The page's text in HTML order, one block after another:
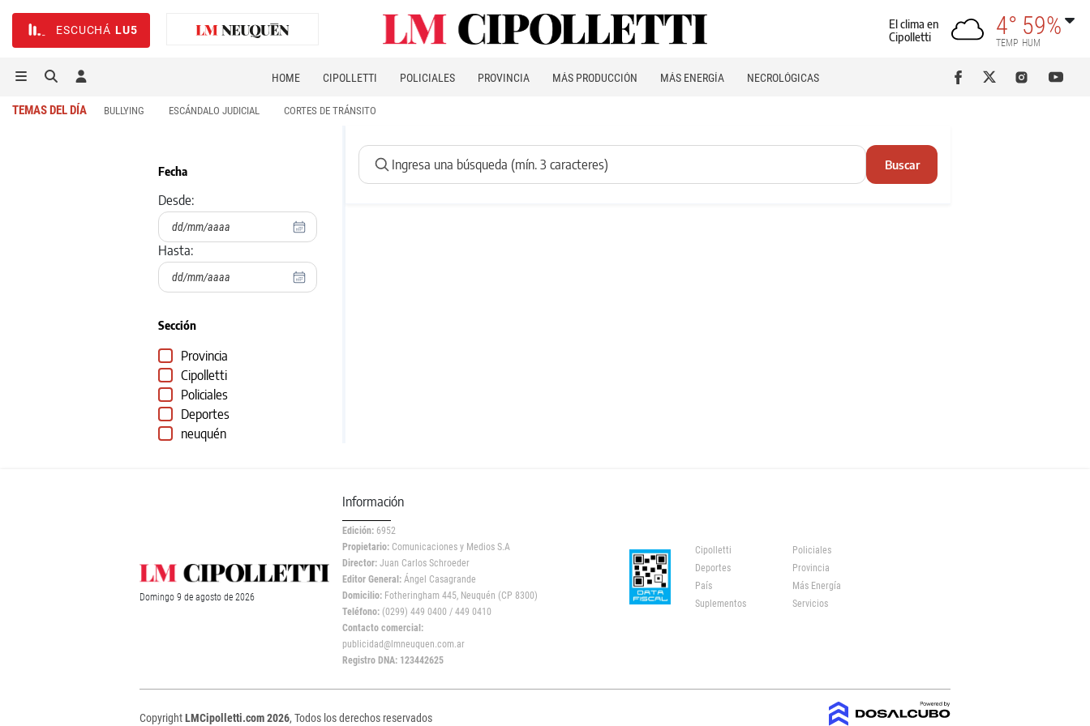
ESCUCHÁ LU5
El clima en
Cipolletti
4°
TEMP
59%
HUM
HOME CIPOLLETTI POLICIALES PROVINCIA MÁS PRODUCCIÓN MÁS ENERGÍA NECROLÓGICAS
TEMAS DEL DÍA BULLYING ESCÁNDALO JUDICIAL CORTES DE TRÁNSITO
Fecha
Desde:
Hasta:
Sección
Provincia
Cipolletti
Policiales
Deportes
neuquén
Buscar
Domingo 9 de agosto de 2026
Información
Edición: 6952
Propietario: Comunicaciones y Medios S.A
Director: Juan Carlos Schroeder
Editor General: Ángel Casagrande
Domicilio: Fotheringham 445, Neuquén (CP 8300)
Teléfono: (0299) 449 0400 / 449 0410
Contacto comercial:
publicidad@lmneuquen.com.ar
Registro DNA: 123442625
Cipolletti
Policiales
Deportes
Provincia
País
Más Energía
Suplementos
Servicios
CopyrightLMCipolletti.com 2026, Todos los derechos reservados